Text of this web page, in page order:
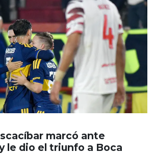
marcó ante
le dio el triunfo a Boca